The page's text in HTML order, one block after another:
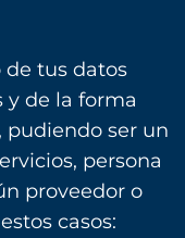
tus datos
y de la forma
pudiendo ser un
persona
proveedor o
casos: